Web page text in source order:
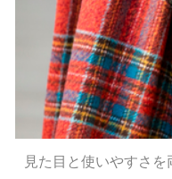
見た目と使いやすさ